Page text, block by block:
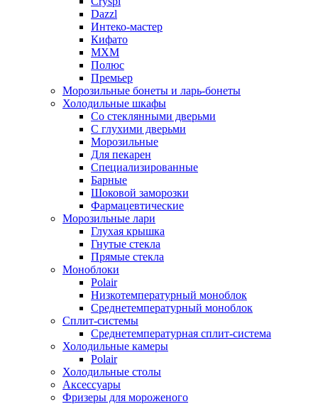
Dazzl
Интеко-мастер
Кифато
МХМ
Полюс
Премьер
Морозильные бонеты и ларь-бонеты
Холодильные шкафы
Со стеклянными дверьми
С глухими дверьми
Морозильные
Для пекарен
Специализированные
Барные
Шоковой заморозки
Фармацевтические
Морозильные лари
Глухая крышка
Гнутые стекла
Прямые стекла
Моноблоки
Polair
Низкотемпературный моноблок
Среднетемпературный моноблок
Сплит-системы
Среднетемпературная сплит-система
Холодильные камеры
Polair
Холодильные столы
Аксессуары
Фризеры для мороженого